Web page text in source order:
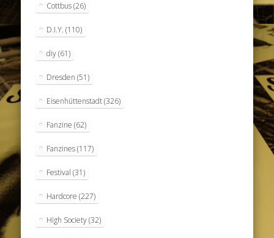
Cottbus(26)
D.I.Y. (110)
diy(61)
Dresden (51)
Eisenhüttenstadt(326)
Fanzine (62)
Fanzines(117)
Festival (31)
Hardcore (227)
High Society(32)